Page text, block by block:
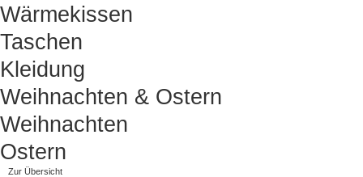
Wärmekissen
Taschen
Kleidung
Weihnachten & Ostern
Weihnachten
Ostern
Zur Übersicht